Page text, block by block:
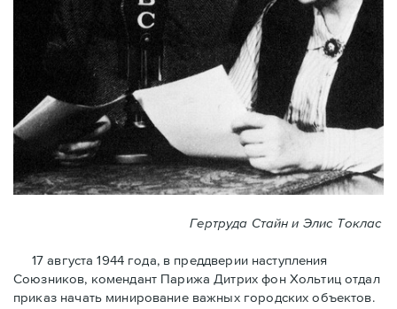
Гертруда Стайн и Элис Токлас
17 августа 1944 года, в преддверии наступления
Союзников, комендант Парижа Дитрих фон Хольтиц отдал
приказ начать минирование важных городских объектов.